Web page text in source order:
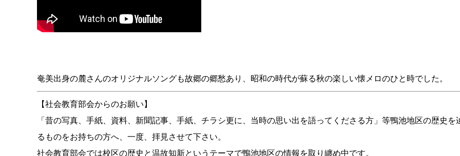
奄美出身の麓さんのオリジナルソングも故郷の郷愁あり、昭和の時代が蘇る秋の楽しい懐メロのひと時でした。
【社会教育部会からのお願い】
「昔の写真、手紙、資料、新聞記事、手紙、チラシ更に、当時の思い出を語ってくださる方」等鴨池地区の歴史を
るものをお持ちの方へ、一度、拝見させて下さい。
社会教育部会では校区の歴史と温故知新というテーマで鴨池地区の情報を取り纏め中です。